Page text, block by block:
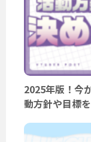
2025年版！今
動方針や目標